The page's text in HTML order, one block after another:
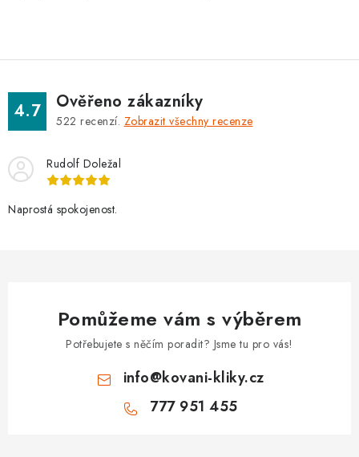
4.7 Ověřeno zákazníky
522 recenzí. Zobrazit všechny recenze
Rudolf Doležal
Naprostá spokojenost.
Pomůžeme vám s výběrem
Potřebujete s něčím poradit? Jsme tu pro vás!
info@kovani-kliky.cz
777 951 455